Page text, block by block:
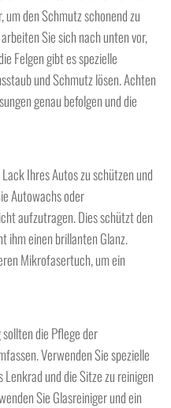
den Schmutz schonend zu
Sie sich nach unten vor,
Felgen gibt es spezielle
und Schmutz lösen. Achten
genau befolgen und die
Ihres Autos zu schützen und
Autowachs oder
aufzutragen. Dies schützt den
ihm einen brillanten Glanz.
Mikrofasertuch, um ein
die Pflege der
Verwenden Sie spezielle
und die Sitze zu reinigen
Sie Glasreiniger und ein